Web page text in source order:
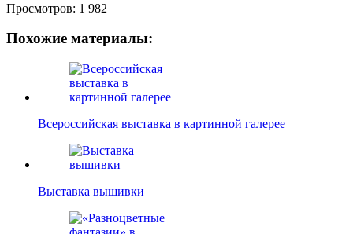
Просмотров: 1 982
Похожие материалы:
Всероссийская выставка в картинной галерее
Выставка вышивки